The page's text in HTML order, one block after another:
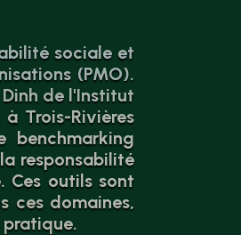
sociale et
(PMO).
de l'Institut
Trois-Rivières
benchmarking
responsabilité
Ces outils sont
ces domaines,